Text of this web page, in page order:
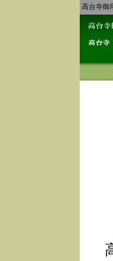
高台寺